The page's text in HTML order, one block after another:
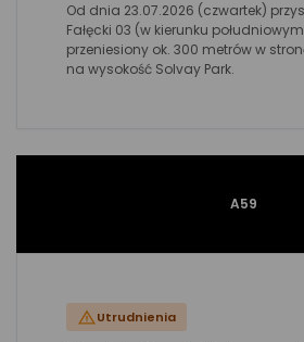
Od dnia 23.07.2026 (czwartek)
Fałęcki 03 (w kierunku
przeniesiony ok. 300 metrów w
na wysokość Solvay Park.
A59
Utrudnienia